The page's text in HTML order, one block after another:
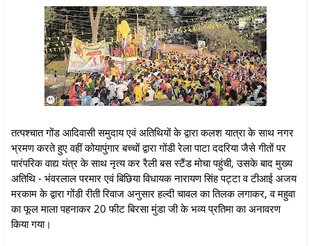
तत्पश्चात गोंड आदिवासी समुदाय एवं अतिथियों के द्वारा कलश यात्रा के साथ नगर
भ्रमण करते हुए वहीं कोयापुंगार बच्चों द्वारा गोंडी रेला पाटा ददरिया जैसे गीतों पर
पारंपरिक वाद्य यंत्र के साथ नृत्य कर रैली बस स्टैंड मोचा पहुंची, उसके बाद मुख्य
अतिथि - भंवरलाल परमार एवं बिछिया विधायक नारायण सिंह पट्टा व टीआई अजय
मरकाम के द्वारा गोंडी रीती रिवाज अनुसार हल्दी चावल का तिलक लगाकर, व महुवा
का फूल माला पहनाकर 20 फीट बिरसा मुंडा जी के भव्य प्रतिमा का अनावरण
किया गया।